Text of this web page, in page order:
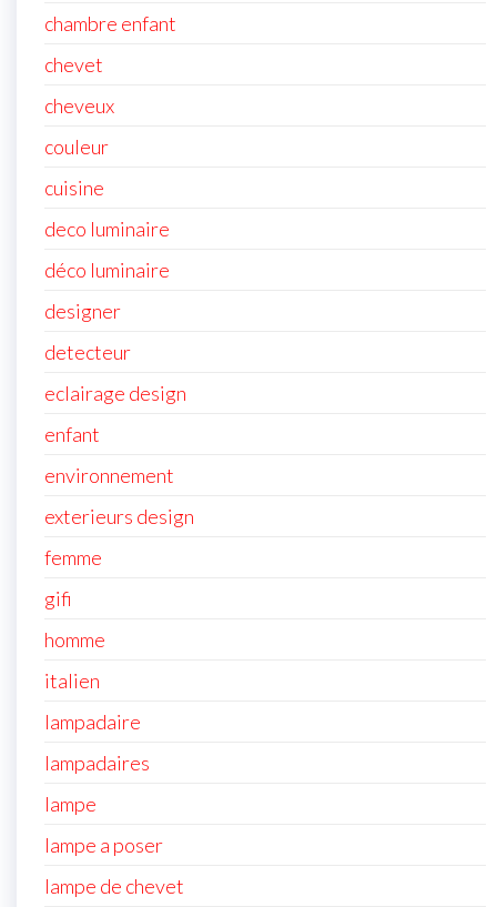
chambre enfant
chevet
cheveux
couleur
cuisine
deco luminaire
déco luminaire
designer
detecteur
eclairage design
enfant
environnement
exterieurs design
femme
gifi
homme
italien
lampadaire
lampadaires
lampe
lampe a poser
lampe de chevet